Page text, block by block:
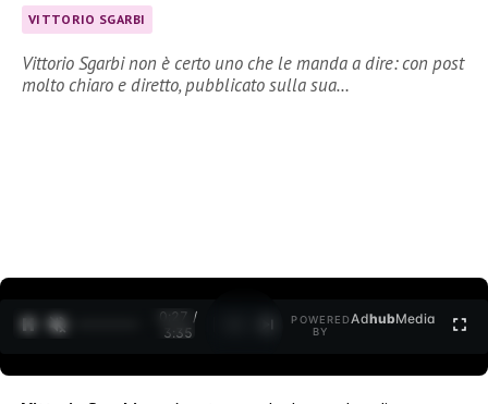
VITTORIO SGARBI
Vittorio Sgarbi non è certo uno che le manda a dire: con post
molto chiaro e diretto, pubblicato sulla sua…
0:27 /
3:35
POWERED
BY
AdhubMedia